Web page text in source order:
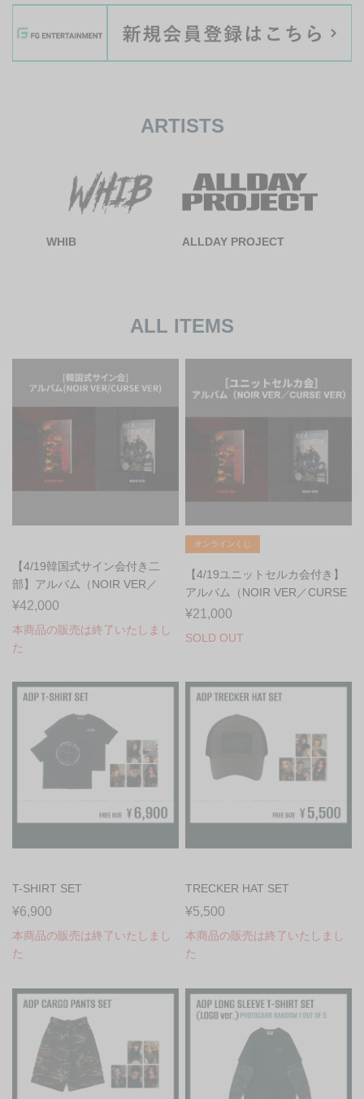
ARTISTS
WHIB ALLDAY PROJECT
ALL ITEMS
【4/19韓国式サイン会付き二
部】アルバム（NOIR VER／
CURSE VER...
¥42,000
本商品の販売は終了いたしまし
た
オンラインくじ
【4/19ユニットセルカ会付き】
アルバム（NOIR VER／CURSE
VER）...
¥21,000
SOLD OUT
T-SHIRT SET
¥6,900
本商品の販売は終了いたしまし
た
TRECKER HAT SET
¥5,500
本商品の販売は終了いたしまし
た